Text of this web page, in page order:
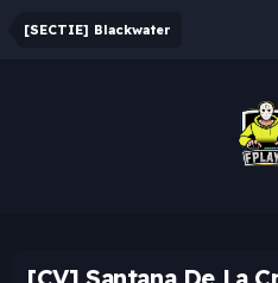
[SECTIE] Blackwater